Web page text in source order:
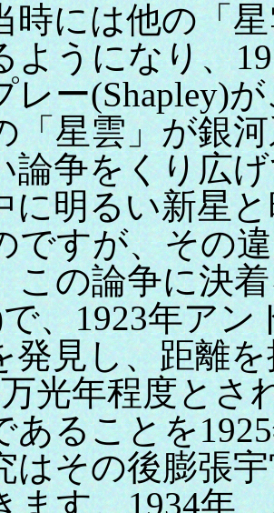
には他の「星
ようになり、
レー(Shapley)
「星雲」が銀
論争をくり広
に明るい新星
ですが、その
この論争に決
で、1923年ア
発見し、距離
光年程度とさ
あることを
はその後膨張
ます。1934年